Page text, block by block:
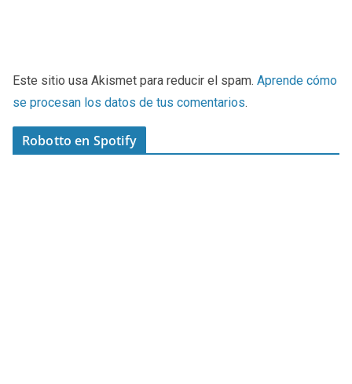
Este sitio usa Akismet para reducir el spam. Aprende cómo
se procesan los datos de tus comentarios.
Robotto en Spotify